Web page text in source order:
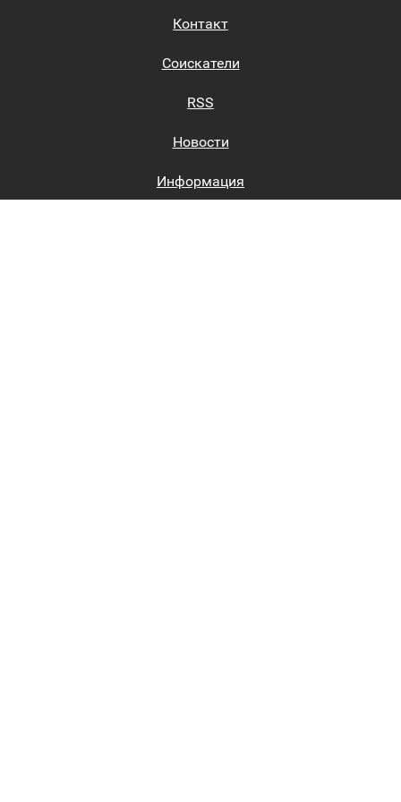
Контакт
Соискатели
RSS
Новости
Информация